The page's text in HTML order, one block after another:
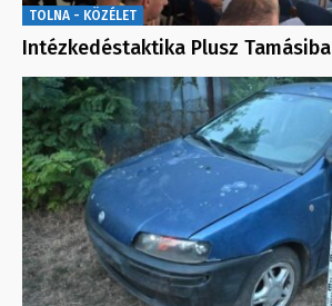
TOLNA - KÖZÉLET
Intézkedéstaktika Plusz